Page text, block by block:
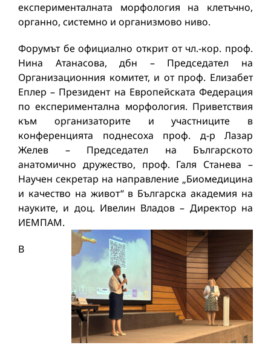
експерименталната морфология на клетъчно,
органно, системно и организмово ниво.
Форумът бе официално открит от чл.-кор. проф.
Нина Атанасова, дбн – Председател на
Организационния комитет, и от проф. Елизабет
Еплер – Президент на Европейската Федерация
по експериментална морфология. Приветствия
към организаторите и участниците в
конференцията поднесоха проф. д-р Лазар
Желев – Председател на Българското
анатомично дружество, проф. Галя Станева –
Научен секретар на направление „Биомедицина
и качество на живот“ в Българска академия на
науките, и доц. Ивелин Владов – Директор на
ИЕМПАМ.
В